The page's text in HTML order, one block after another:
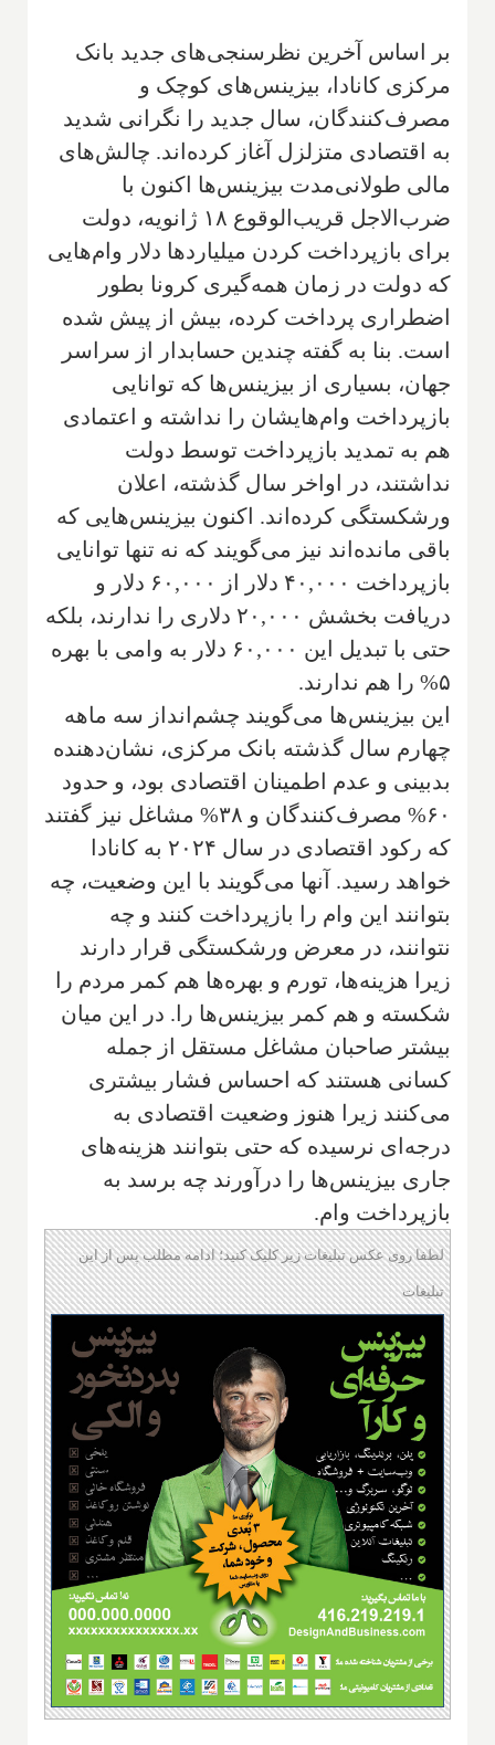
بر اساس آخرین نظرسنجی‌های جدید بانک
مرکزی کانادا، بیزینس‌های کوچک و
مصرف‌کنندگان، سال جدید را نگرانی شدید
به اقتصادی متزلزل آغاز کرده‌اند. چالش‌های
مالی طولانی‌مدت بیزینس‌ها اکنون با
ضرب‌الاجل قریب‌الوقوع ۱۸ ژانویه، دولت
برای بازپرداخت کردن میلیاردها دلار وام‌هایی
که دولت در زمان همه‌گیری کرونا بطور
اضطراری پرداخت کرده، بیش از پیش شده
است. بنا به گفته چندین حسابدار از سراسر
جهان، بسیاری از بیزینس‌ها که توانایی
بازپرداخت وام‌هایشان را نداشته و اعتمادی
هم به تمدید بازپرداخت توسط دولت
نداشتند، در اواخر سال گذشته، اعلان
ورشکستگی کرده‌اند. اکنون بیزینس‌هایی که
باقی مانده‌اند نیز می‌گویند که نه تنها توانایی
بازپرداخت ۴۰,۰۰۰ دلار از ۶۰,۰۰۰ دلار و
دریافت بخشش ۲۰,۰۰۰ دلاری را ندارند، بلکه
حتی با تبدیل این ۶۰,۰۰۰ دلار به وامی با بهره
۵% را هم ندارند.
این بیزینس‌ها می‌گویند چشم‌انداز سه ماهه
چهارم سال گذشته بانک مرکزی، نشان‌دهنده
بدبینی و عدم اطمینان اقتصادی بود، و حدود
۶۰% مصرف‌کنندگان و ۳۸% مشاغل نیز گفتند
که رکود اقتصادی در سال ۲۰۲۴ به کانادا
خواهد رسید. آنها می‌گویند با این وضعیت، چه
بتوانند این وام را بازپرداخت کنند و چه
نتوانند، در معرض ورشکستگی قرار دارند
زیرا هزینه‌ها، تورم و بهره‌ها هم کمر مردم را
شکسته و هم کمر بیزینس‌ها را. در این میان
بیشتر صاحبان مشاغل مستقل از جمله
کسانی هستند که احساس فشار بیشتری
می‌کنند زیرا هنوز وضعیت اقتصادی به
درجه‌ای نرسیده که حتی بتوانند هزینه‌های
جاری بیزینس‌ها را درآورند چه برسد به
بازپرداخت وام.
لطفا روی عکس تبلیغات زیر کلیک کنید؛ ادامه مطلب پس از این
تبلیغات